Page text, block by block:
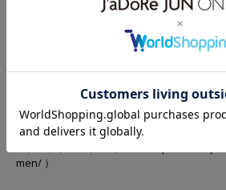
【販売開始】8月2日(金)
【先行予約】7月26日（金）より
【取り扱い店舗】
– 新宿高島屋 TEL：03-6380-4128
– 大名古屋ビルヂング TEL：080-9872-4787
– 日本橋三越 TEL：070-2470-0999
men/ ）